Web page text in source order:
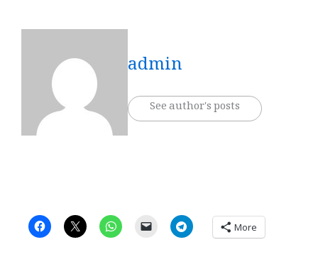
admin
See author's posts
More